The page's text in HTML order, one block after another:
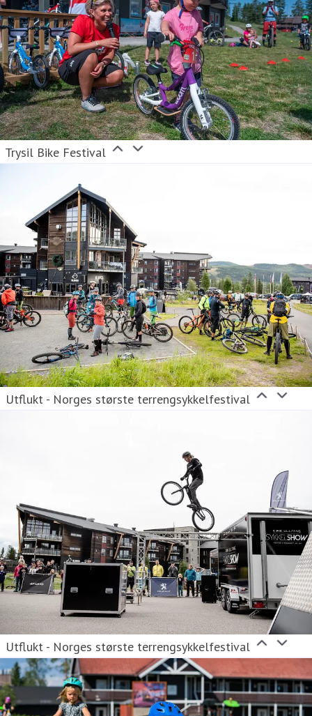
Trysil Bike Festival
Utflukt - Norges største terrengsykkelfestival
Utflukt - Norges største terrengsykkelfestival